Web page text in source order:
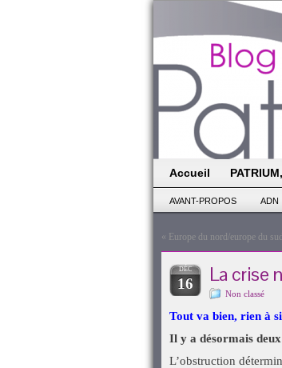
Accueil
AVANT-PROPOS ADN
« Europe du nord/europe du sud
DÉC
16 La crise
Non classé
Tout va bien, rien à
Il y a désormais
L’obstruction